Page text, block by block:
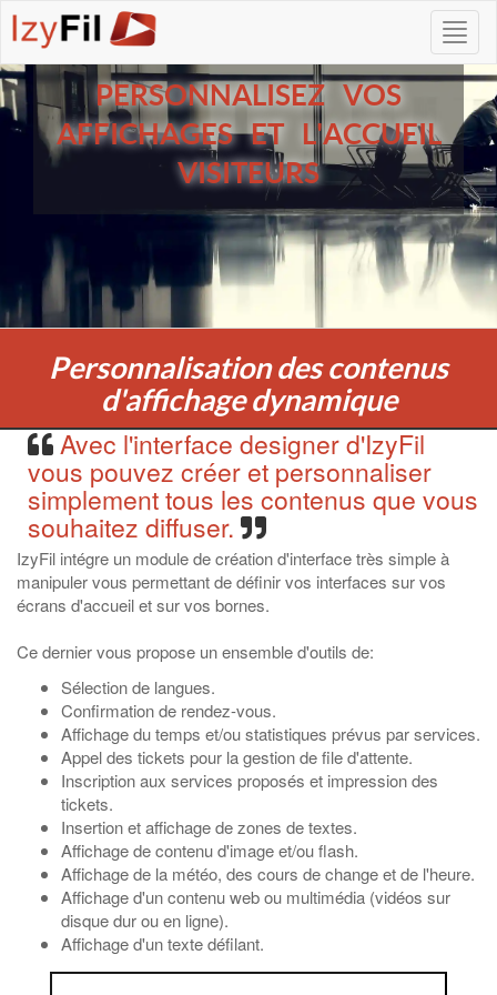
PERSONNALISEZ VOS
AFFICHAGES ET L'ACCUEIL
VISITEURS
Personnalisation des contenus
d'affichage dynamique
Avec l'interface designer d'IzyFil
vous pouvez créer et personnaliser
simplement tous les contenus que vous
souhaitez diffuser.
IzyFil intégre un module de création d'interface très simple à
manipuler vous permettant de définir vos interfaces sur vos
écrans d'accueil et sur vos bornes.
Ce dernier vous propose un ensemble d'outils de:
Sélection de langues.
Confirmation de rendez-vous.
Affichage du temps et/ou statistiques prévus par services.
Appel des tickets pour la gestion de file d'attente.
Inscription aux services proposés et impression des
tickets.
Insertion et affichage de zones de textes.
Affichage de contenu d'image et/ou flash.
Affichage de la météo, des cours de change et de l'heure.
Affichage d'un contenu web ou multimédia (vidéos sur
disque dur ou en ligne).
Affichage d'un texte défilant.